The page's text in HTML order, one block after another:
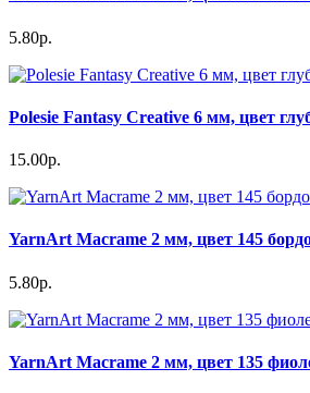
5.80р.
Polesie Fantasy Creative 6 мм, цвет
15.00р.
YarnArt Macrame 2 мм, цвет 145
5.80р.
YarnArt Macrame 2 мм, цвет 135